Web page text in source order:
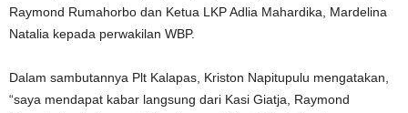
Raymond Rumahorbo dan Ketua LKP Adlia Mahardika, Mardelina
Natalia kepada perwakilan WBP.
Dalam sambutannya Plt Kalapas, Kriston Napitupulu mengatakan,
“saya mendapat kabar langsung dari Kasi Giatja, Raymond